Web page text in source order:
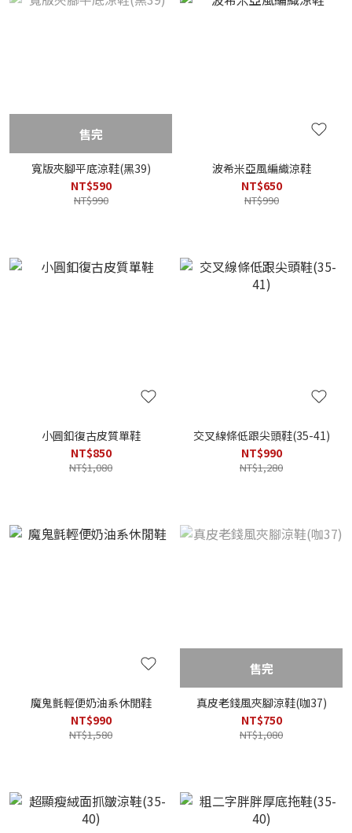
售完
寬版夾腳平底涼鞋(黑39)
NT$590
NT$990
波希米亞風編織涼鞋
NT$650
NT$990
小圓釦復古皮質單鞋
NT$850
NT$1,080
交叉線條低跟尖頭鞋(35-41)
NT$990
NT$1,280
魔鬼氈輕便奶油系休閒鞋
NT$990
NT$1,580
售完
真皮老錢風夾腳涼鞋(咖37)
NT$750
NT$1,080